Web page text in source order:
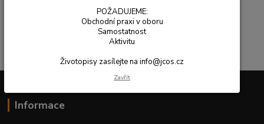
Informace
POŽADUJEME:
Obchodní praxi v oboru
Samostatnost
Aktivitu
Životopisy zasílejte na info@jcos.cz
Zavřít